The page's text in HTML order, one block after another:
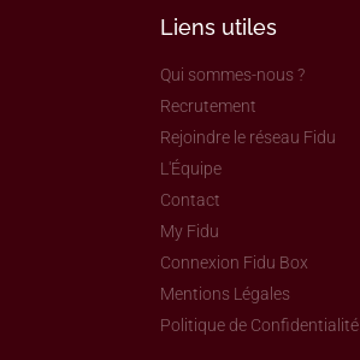
Liens utiles
Qui sommes-nous ?
Recrutement
Rejoindre le réseau Fidu
L'Équipe
Contact
My Fidu
Connexion Fidu Box
Mentions Légales
Politique de Confidentialité